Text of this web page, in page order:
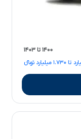
۱۴۰۰ تا ۱۴۰۳